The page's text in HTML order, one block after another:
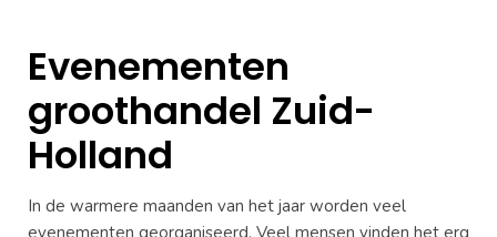
Evenementen
groothandel Zuid-
Holland
In de warmere maanden van het jaar worden veel